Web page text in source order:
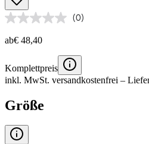
(0)
ab€ 48,40
Komplettpreis
inkl. MwSt. versandkostenfrei –
Größe